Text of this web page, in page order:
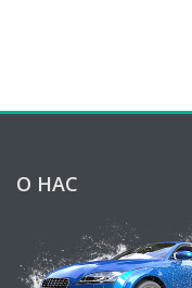
О НАС